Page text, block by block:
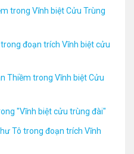
trong Vĩnh biệt Cửu Trùng
đoạn trích Vĩnh biệt cửu
Thiềm trong Vĩnh biệt Cửu
"Vĩnh biệt cửu trùng đài"
Tô trong đoạn trích Vĩnh